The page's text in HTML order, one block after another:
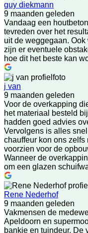
guy diekmann
9 maanden geleden
Vandaag een
tevreden over het
uit de weggegaan.
zijn er eventuele
hoe dit het beste kan
j van
9 maanden geleden
Voor de overkapping
het materiaal besteld
hadden goed advies
Vervolgens is alles
chauffeur kon ons
voorzien voor de
Wanneer de
om een glazen
Rene Nederhof
9 maanden geleden
Vakmensen de
Apeldoorn en
bankje en tuindeur. De